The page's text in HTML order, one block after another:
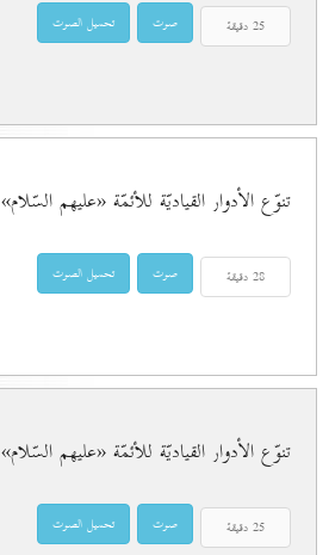
تنوّع الأدوار القياديّة للأئمّة «عليهم السّلام»
تنوّع الأدوار القياديّة للأئمّة «عليهم السّلام»